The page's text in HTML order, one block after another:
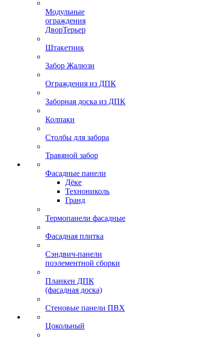
Модульные
ограждения
ДворТерьер
Штакетник
Забор Жалюзи
Ограждения из ДПК
Заборная доска из ДПК
Колпаки
Столбы для забора
Травяной забор
Фасадные панели
Дёке
Технониколь
Гранд
Термопанели фасадные
Фасадная плитка
Сэндвич-панели
поэлементной сборки
Планкен ДПК
(фасадная доска)
Стеновые панели ПВХ
Цокольный